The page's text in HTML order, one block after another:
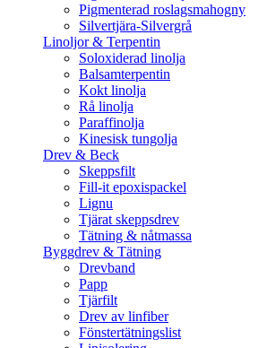
Pigmenterad roslagsmahogny
Silvertjära-Silvergrå
Linoljor & Terpentin
Soloxiderad linolja
Balsamterpentin
Kokt linolja
Rå linolja
Paraffinolja
Kinesisk tungolja
Drev & Beck
Skeppsfilt
Fill-it epoxispackel
Lignu
Tjärat skeppsdrev
Tätning & nåtmassa
Byggdrev & Tätning
Drevband
Papp
Tjärfilt
Drev av linfiber
Fönstertätningslist